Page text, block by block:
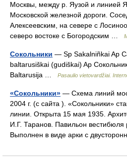
Москвы, между р. Яузой и линией
Московской железной дороги.
Алексеевским, на севере с
северо востоке с Богородским …
Сокольники — Sp Sakalniñkai Ap
baltarusiškai (gudiškai) Ap
Baltarusija …
Pasaulio vietovardžiai.
«Сокольники» — Схема линий
2004 г. (с сайта ). «Сокольники»
линии. Открыта 15 мая 1935.
И.Г. Таранов. Павильон вестибюля
Выполнен в виде арки с